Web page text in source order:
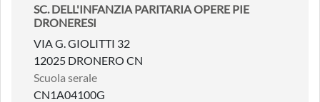
SC. DELL'INFANZIA PARITARIA OPERE PIE
DRONERESI
VIA G. GIOLITTI 32
12025 DRONERO CN
Scuola serale
CN1A04100G